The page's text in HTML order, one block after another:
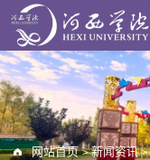
网站首页 > 新闻资讯 >